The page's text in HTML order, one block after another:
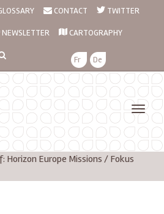
CONTACT TWITTER
NEWSLETTER CARTOGRAPHY
Fr De
Horizon Europe Missions / Fokus